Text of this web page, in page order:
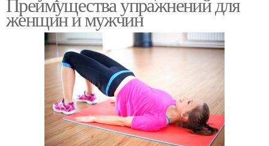
женщин и мужчин